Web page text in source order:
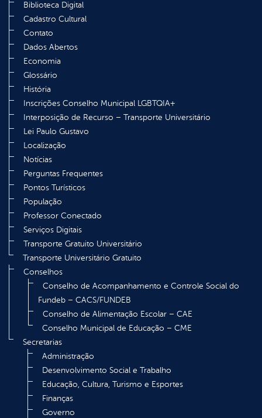
Biblioteca Digital
Cadastro Cultural
Contato
Dados Abertos
Economia
Glossário
História
Inscrições Conselho Municipal LGBTQIA+
Interposição de Recurso – Transporte Universitário
Lei Paulo Gustavo
Localização
Notícias
Perguntas Frequentes
Pontos Turísticos
População
Professor Conectado
Serviços Digitais
Transporte Gratuito Universitário
Transporte Universitário Gratuito
Conselhos
Conselho de Acompanhamento e Controle Social do
Fundeb – CACS/FUNDEB
Conselho de Alimentação Escolar – CAE
Conselho Municipal de Educação – CME
Secretarias
Administração
Desenvolvimento Social e Trabalho
Educação, Cultura, Turismo e Esportes
Finanças
Governo